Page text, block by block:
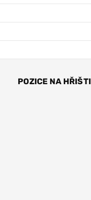
POZICE NA HŘIŠTI